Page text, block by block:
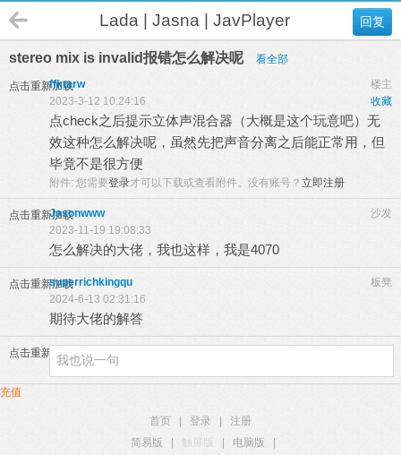
回复
Lada | Jasna | JavPlayer
stereo mix is invalid报错怎么解决呢 看全部
点击重新加载 楼主
ffktarw
收藏
2023-3-12 10:24:16
点check之后提示立体声混合器（大概是这个玩意吧）无
效这种怎么解决呢，虽然先把声音分离之后能正常用，但
毕竟不是很方便
附件: 您需要登录才可以下载或查看附件。没有账号？ 立即注册
点击重新加载 沙发
Jasonwww
2023-11-19 19:08:33
怎么解决的大佬，我也这样，我是4070
点击重新加载 板凳
superrichkingqu
2024-6-13 02:31:16
期待大佬的解答
点击重新加载
充值
首页 登录
注册
简易版
触屏版 电脑版